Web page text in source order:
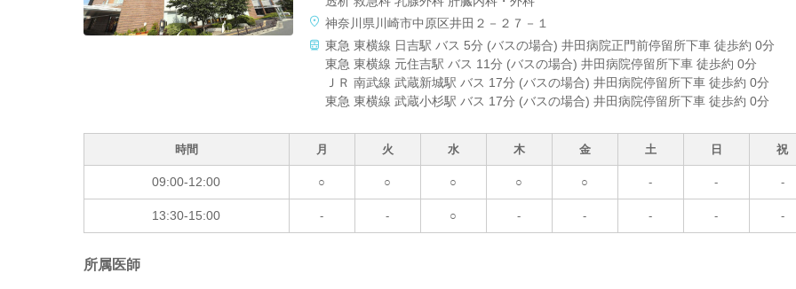
神奈川県川崎市中原区井田２－２７－１
東急 東横線 日吉駅 バス 5分 (バスの場合) 井田病院正門前停留所下車 徒歩約 0分
東急 東横線 元住吉駅 バス 11分 (バスの場合) 井田病院停留所下車 徒歩約 0分
ＪＲ 南武線 武蔵新城駅 バス 17分 (バスの場合) 井田病院停留所下車 徒歩約 0分
東急 東横線 武蔵小杉駅 バス 17分 (バスの場合) 井田病院停留所下車 徒歩約 0分
時間 月 火 水 木 金 土 日 祝
09:00-12:00 ○ ○ ○ ○ ○ - - -
13:30-15:00 - - ○ - - - - -
所属医師